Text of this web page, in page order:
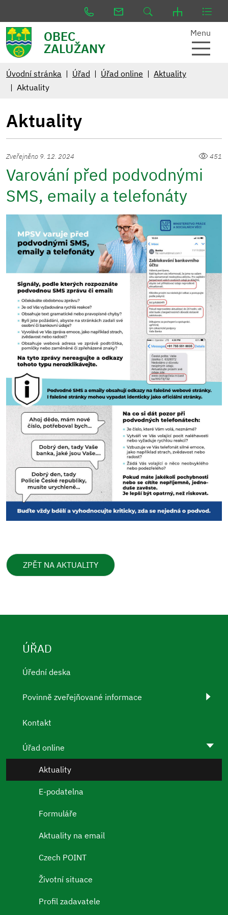
OBEC
ZALUŽANY
Menu
Úvodní stránka Úřad Úřad online
Aktuality
Aktuality
Aktuality
Zveřejněno 9. 12. 2024 451
Varování před podvodnými
SMS, emaily a telefonáty
ZPĚT NA AKTUALITY
ÚŘAD
Úřední deska
Povinně zveřejňované informace
Kontakt
Úřad online
Aktuality
E-podatelna
Formuláře
Aktuality na email
Czech POINT
Životní situace
Profil zadavatele